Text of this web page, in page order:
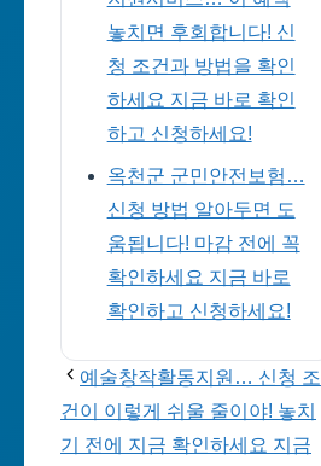
놓치면 후회합니다! 신
청 조건과 방법을 확인
하세요 지금 바로 확인
하고 신청하세요!
옥천군 군민안전보험…
신청 방법 알아두면 도
움됩니다! 마감 전에 꼭
확인하세요 지금 바로
확인하고 신청하세요!
예술창작활동지원… 신청 조
건이 이렇게 쉬울 줄이야! 놓치
기 전에 지금 확인하세요 지금